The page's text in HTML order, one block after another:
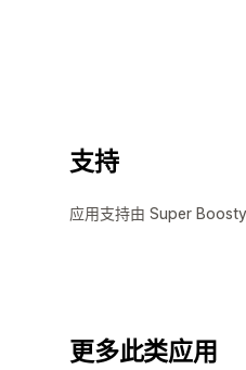
支持
应用支持由 Super Boosty
更多此类应用